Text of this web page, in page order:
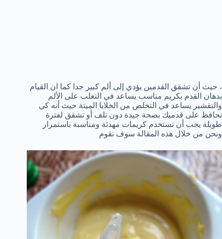
، حيث أن تشقق القدمين يؤدي إلى ألم كبير جدا كما ان القيام
بدهان القدم بكريم مناسب يساعد في التغلب على الألم
والتقشير يساعد في التخلص من الخلايا الميتة حيث أنه كي
تحافظ على قدميك بصحة جيدة دون تلف أو تشقق لفترة
طويلة يجب أن تستخدم كريمات مهدئة ومناسبة باستمرار
ونحن من خلال هذه المقالة سوف نقوم